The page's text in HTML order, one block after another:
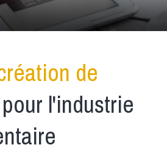
de
pour l'industrie